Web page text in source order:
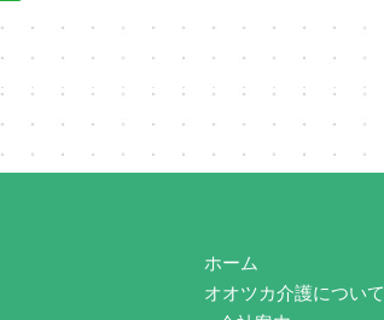
ホーム
オオツカ介護について